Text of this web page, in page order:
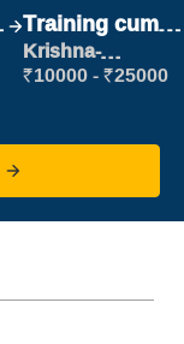
Training cum
Placement
Krishna-
vijayawada
₹10000 - ₹25000